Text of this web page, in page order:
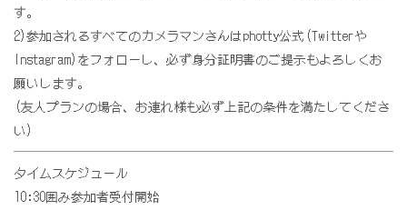
す。
2)参加されるすべてのカメラマンさんはphotty公式(Twitterや
Instagram)をフォローし、必ず身分証明書のご提示もよろしくお
願いします。
(友人プランの場合、お連れ様も必ず上記の条件を満たしてくださ
い)
タイムスケジュール
10:30囲み参加者受付開始